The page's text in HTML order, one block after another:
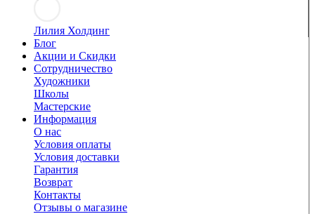
Лилия Холдинг
Блог
Акции и Скидки
Сотрудничество
Художники
Школы
Мастерские
Информация
О нас
Условия оплаты
Условия доставки
Гарантия
Возврат
Контакты
Отзывы о магазине